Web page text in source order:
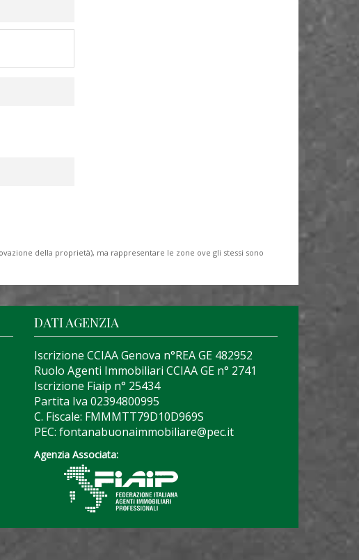
della proprietà), ma rappresentare le zone ove gli stessi sono
DATI AGENZIA
Iscrizione CCIAA Genova n°REA GE 482952
Ruolo Agenti Immobiliari CCIAA GE n° 2741
Iscrizione Fiaip n° 25434
Partita Iva 02394800995
C. Fiscale: FMMMTT79D10D969S
PEC: fontanabuonaimmobiliare@pec.it
Agenzia Associata: